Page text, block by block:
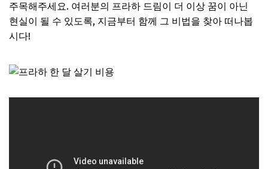
주목해주세요. 여러분의 프라하 드림이 더 이상 꿈이 아닌
현실이 될 수 있도록, 지금부터 함께 그 비법을 찾아 떠나봅
시다!